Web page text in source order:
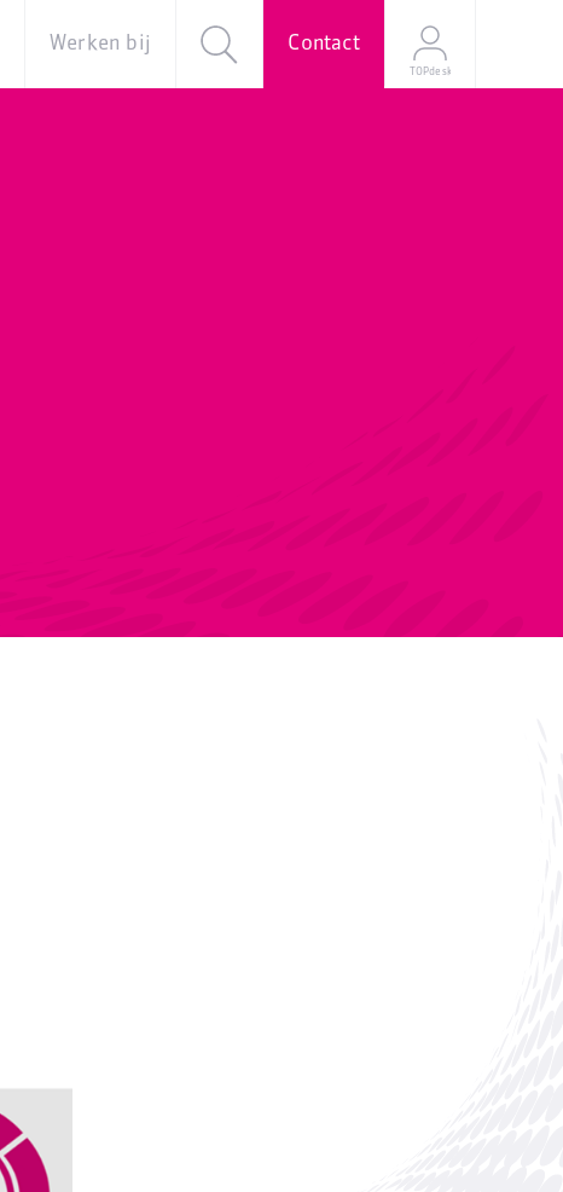
Werken bij Contact
TOPdesk